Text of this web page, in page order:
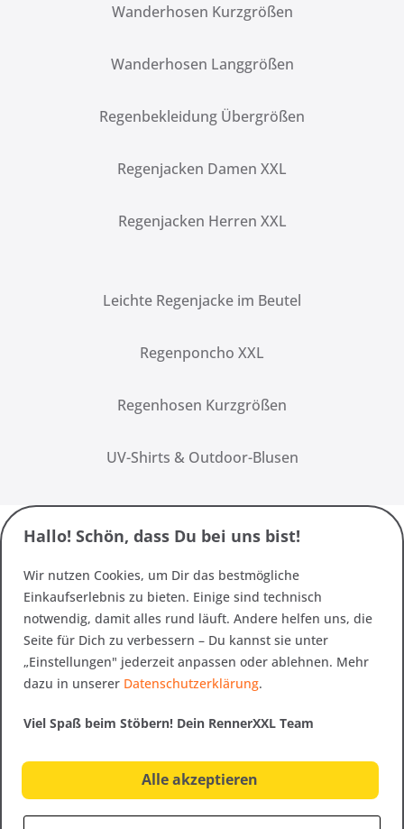
Wanderhosen Kurzgrößen
Wanderhosen Langgrößen
Regenbekleidung Übergrößen
Regenjacken Damen XXL
Regenjacken Herren XXL
Leichte Regenjacke im Beutel
Regenponcho XXL
Regenhosen Kurzgrößen
UV-Shirts & Outdoor-Blusen
Hallo! Schön, dass Du bei uns bist!
Wir nutzen Cookies, um Dir das bestmögliche
Einkaufserlebnis zu bieten. Einige sind technisch
notwendig, damit alles rund läuft. Andere helfen uns, die
Seite für Dich zu verbessern – Du kannst sie unter
„Einstellungen" jederzeit anpassen oder ablehnen. Mehr
dazu in unserer Datenschutzerklärung.
Viel Spaß beim Stöbern! Dein RennerXXL Team
Alle akzeptieren